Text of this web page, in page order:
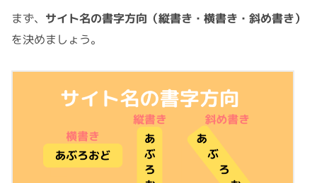
まず、 サイト名の書字方向（縦書き・横書き・斜め書き）
を決めましょう。